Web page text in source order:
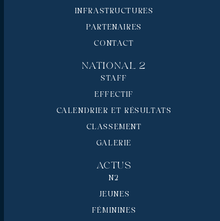
INFRASTRUCTURES
PARTENAIRES
CONTACT
National 2
STAFF
EFFECTIF
CALENDRIER ET RÉSULTATS
CLASSEMENT
GALERIE
Actus
N2
JEUNES
FÉMININES